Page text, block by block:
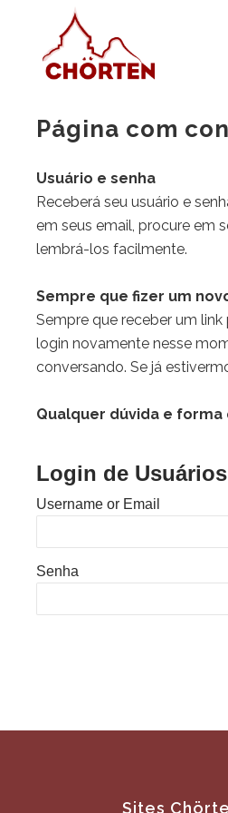
Página com
Usuário e senha
Receberá seu usuário e
em seus email, procure em
lembrá-los facilmente.
Sempre que fizer um
Sempre que receber um
login novamente nesse
conversando. Se já
Qualquer dúvida e forma
Login de Usuários
Username or Email
Senha
Sites